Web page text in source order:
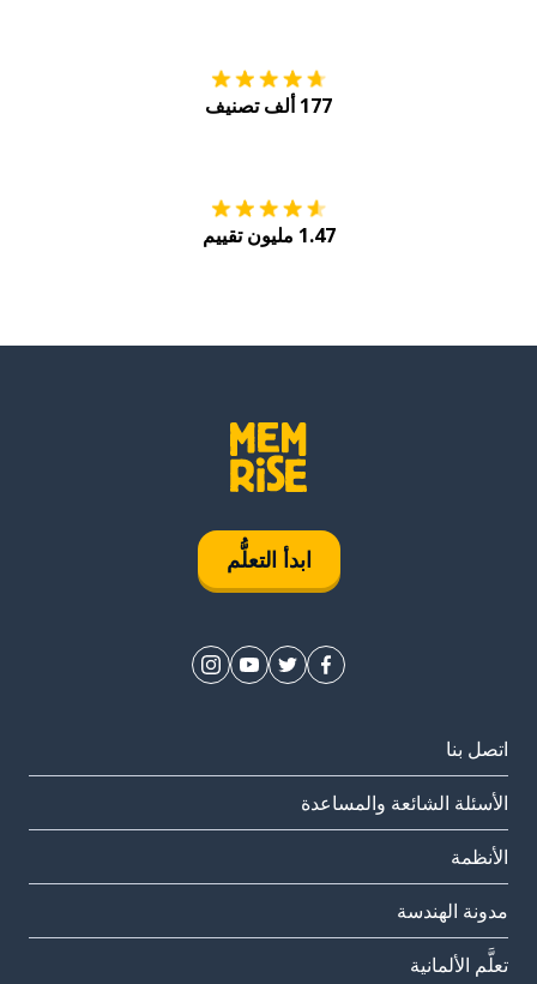
177 ألف تصنيف
1.47 مليون تقييم
ابدأ التعلُّم
اتصل بنا
الأسئلة الشائعة والمساعدة
الأنظمة
مدونة الهندسة
تعلَّم الألمانية